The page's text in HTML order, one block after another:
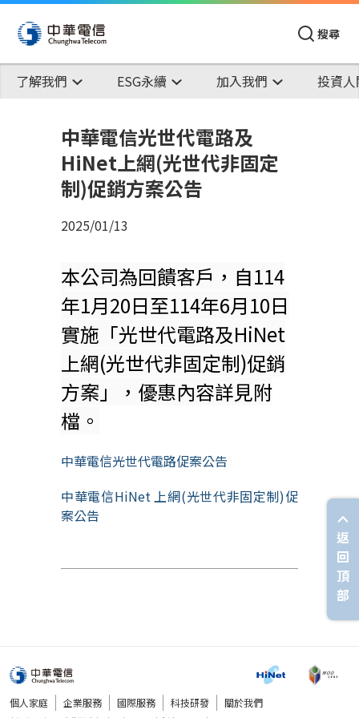
搜尋
了解我們 ESG永續 加入我們 投資
中華電信光世代電路及
HiNet上網(光世代非固定
制)促銷方案公告
2025/01/13
本公司為回饋客戶，自114
年1月20日至114年6月10日
實施「光世代電路及HiNet
上網(光世代非固定制)促銷
方案」，優惠內容詳見附
檔。
中華電信光世代電路促案公告
中華電信HiNet 上網(光世代非固定制)促
案公告
個人家庭 企業服務 國際服務 科技研發 關於我們
返
回
頂
部